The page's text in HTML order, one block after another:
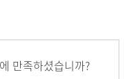
만족하셨습니까?